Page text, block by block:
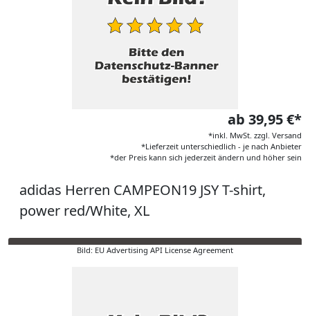
ab 39,95 €*
*inkl. MwSt. zzgl. Versand
*Lieferzeit unterschiedlich - je nach Anbieter
*der Preis kann sich jederzeit ändern und höher sein
adidas Herren CAMPEON19 JSY T-shirt,
power red/White, XL
Bild: EU Advertising API License Agreement